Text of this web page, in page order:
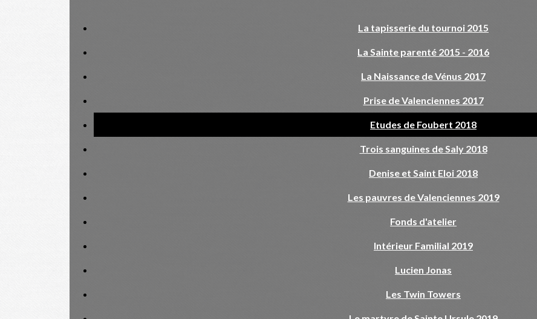
La tapisserie du tournoi 2015
La Sainte parenté 2015 - 2016
La Naissance de Vénus 2017
Prise de Valenciennes 2017
Etudes de Foubert 2018
Trois sanguines de Saly 2018
Denise et Saint Eloi 2018
Les pauvres de Valenciennes 2019
Fonds d'atelier
Intérieur Familial 2019
Lucien Jonas
Les Twin Towers